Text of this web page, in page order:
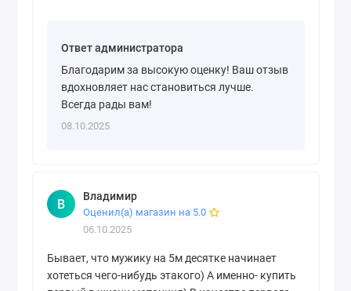
Ответ администратора
Благодарим за высокую оценку! Ваш отзыв
вдохновляет нас становиться лучше.
Всегда рады вам!
08.10.2025
В Владимир
Оценил(а) магазин на 5.0
06.10.2025
Бывает, что мужику на 5м десятке начинает
хотеться чего-нибудь этакого) А именно- купить